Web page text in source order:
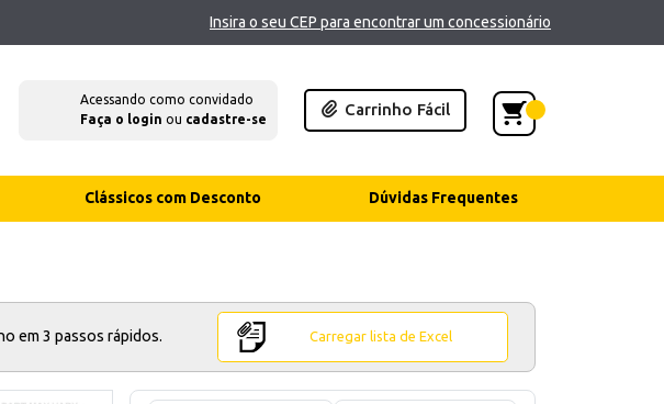
Insira o seu CEP para encontrar um concessionário
Acessando como convidado
Faça o login ou cadastre-se
Carrinho Fácil
Clássicos com Desconto Dúvidas Frequentes
em 3 passos rápidos. Carregar lista de Excel